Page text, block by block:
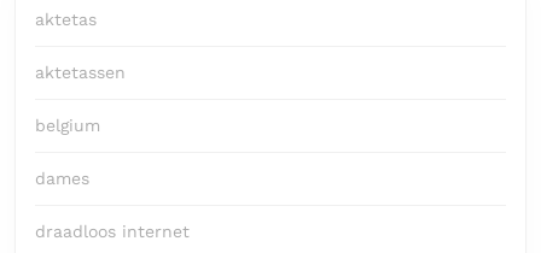
aktetas
aktetassen
belgium
dames
draadloos internet